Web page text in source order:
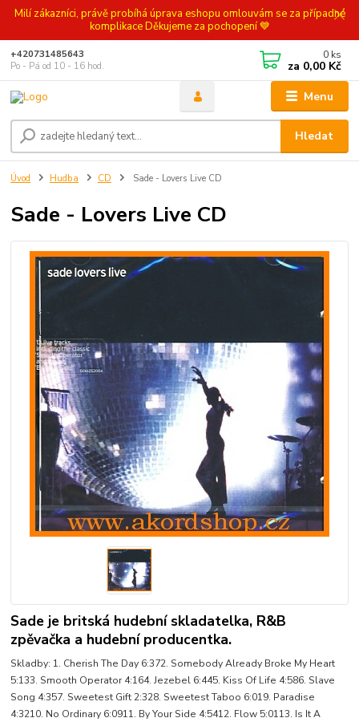
Milí zákazníci, právě probíhá úprava eshopu omlouvám se za případné
komplikace Děkujeme za pochopení 💙
Menu
Hledat
+420731485643
Po - Pá od 10 - 16 hod.
0 ks
za 0,00 Kč
Úvod Hudba CD Sade - Lovers Live CD
Sade - Lovers Live CD
Sade je britská hudební skladatelka, R&B
zpěvačka a hudební producentka.
Skladby: 1. Cherish The Day 6:372. Somebody Already Broke My Heart
5:133. Smooth Operator 4:164. Jezebel 6:445. Kiss Of Life 4:586. Slave
Song 4:357. Sweetest Gift 2:328. Sweetest Taboo 6:019. Paradise
4:3210. No Ordinary 6:0911. By Your Side 4:5412. Flow 5:0113. Is It A